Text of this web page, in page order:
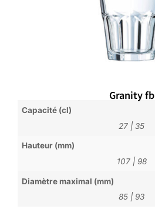
Granity fb
Capacité (cl)
27 | 35
Hauteur (mm)
107| 98
Diamètre maximal (mm)
85 | 93